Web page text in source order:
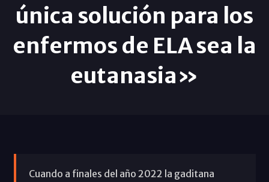
única solución para los
enfermos de ELA sea la
eutanasia»
Cuando a finales del año 2022 la gaditana